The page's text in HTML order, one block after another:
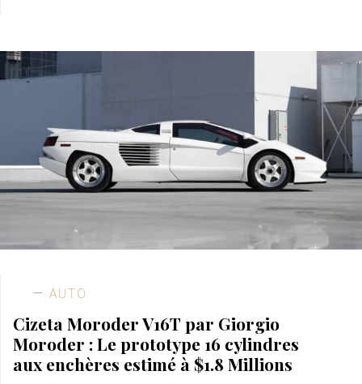
AUTO
Cizeta Moroder V16T par Giorgio
Moroder : Le prototype 16 cylindres
aux enchères estimé à $1.8 Millions